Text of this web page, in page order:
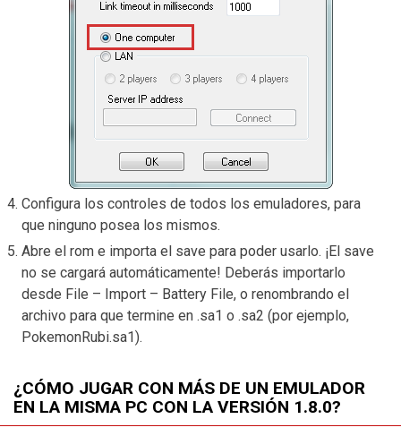
Configura los controles de todos los emuladores, para
que ninguno posea los mismos.
Abre el rom e importa el save para poder usarlo. ¡El save
no se cargará automáticamente! Deberás importarlo
desde File – Import – Battery File, o renombrando el
archivo para que termine en .sa1 o .sa2 (por ejemplo,
PokemonRubi.sa1).
¿CÓMO JUGAR CON MÁS DE UN EMULADOR
EN LA MISMA PC CON LA VERSIÓN 1.8.0?